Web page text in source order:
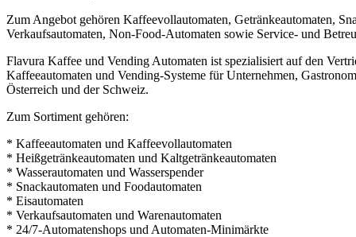
Zum Angebot gehören Kaffeevollautomaten, Getränkeautomaten,
Verkaufsautomaten, Non-Food-Automaten sowie Service- und
Flavura Kaffee und Vending Automaten ist spezialisiert auf den
Kaffeeautomaten und Vending-Systeme für Unternehmen,
Österreich und der Schweiz.
Zum Sortiment gehören:
* Kaffeeautomaten und Kaffeevollautomaten
* Heißgetränkeautomaten und Kaltgetränkeautomaten
* Wasserautomaten und Wasserspender
* Snackautomaten und Foodautomaten
* Eisautomaten
* Verkaufsautomaten und Warenautomaten
* 24/7-Automatenshops und Automaten-Minimärkte